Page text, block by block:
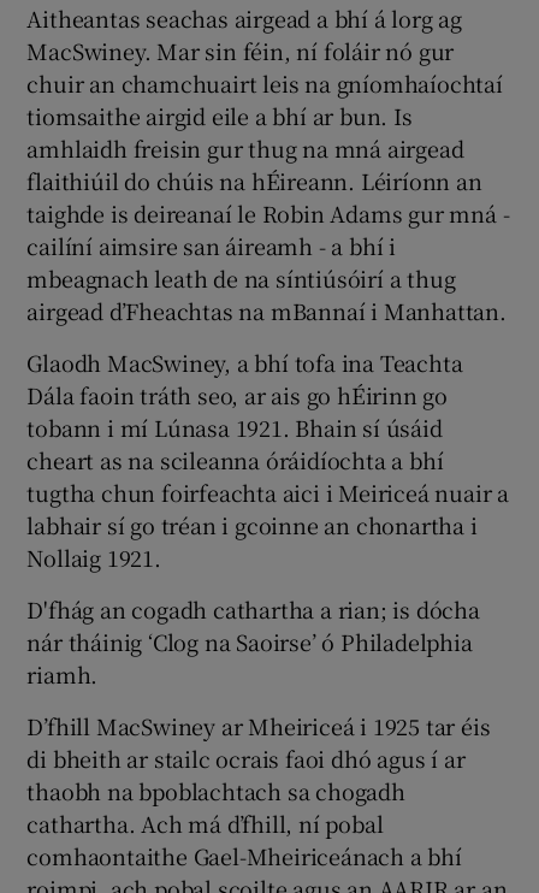
Aitheantas seachas airgead a bhí á lorg ag
MacSwiney. Mar sin féin, ní foláir nó gur
chuir an chamchuairt leis na gníomhaíochtaí
tiomsaithe airgid eile a bhí ar bun. Is
amhlaidh freisin gur thug na mná airgead
flaithiúil do chúis na hÉireann. Léiríonn an
taighde is deireanaí le Robin Adams gur mná -
cailíní aimsire san áireamh - a bhí i
mbeagnach leath de na síntiúsóirí a thug
airgead d’Fheachtas na mBannaí i Manhattan.
Glaodh MacSwiney, a bhí tofa ina Teachta
Dála faoin tráth seo, ar ais go hÉirinn go
tobann i mí Lúnasa 1921. Bhain sí úsáid
cheart as na scileanna óráidíochta a bhí
tugtha chun foirfeachta aici i Meiriceá nuair a
labhair sí go tréan i gcoinne an chonartha i
Nollaig 1921.
D'fhág an cogadh cathartha a rian; is dócha
nár tháinig ‘Clog na Saoirse’ ó Philadelphia
riamh.
D’fhill MacSwiney ar Mheiriceá i 1925 tar éis
di bheith ar stailc ocrais faoi dhó agus í ar
thaobh na bpoblachtach sa chogadh
cathartha. Ach má d’fhill, ní pobal
comhaontaithe Gael-Mheiriceánach a bhí